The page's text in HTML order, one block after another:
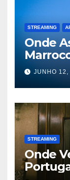
STREAMING
Onde
JUNHO 12,
STREAMING
Onde